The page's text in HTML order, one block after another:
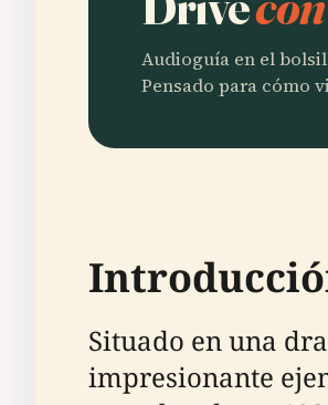
Audioguía en el
Pensado para cómo
Situado en una
impresionante